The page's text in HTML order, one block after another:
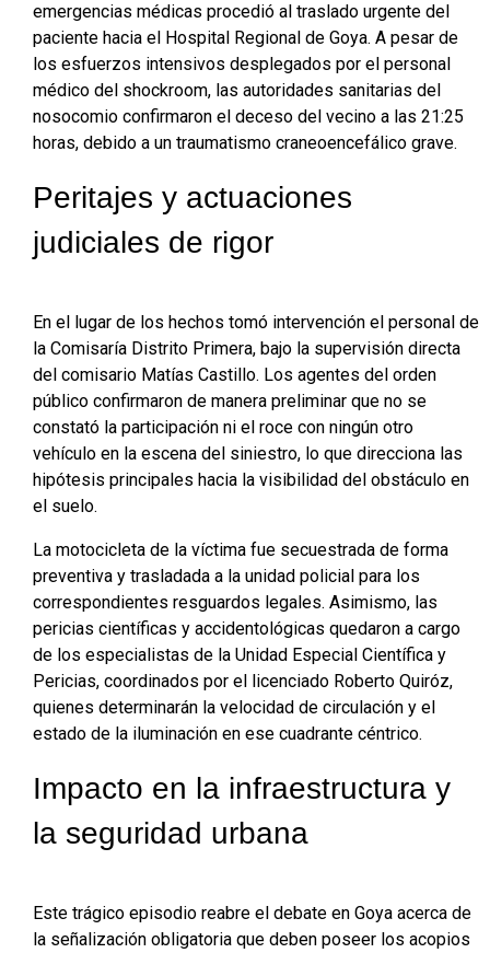
emergencias médicas procedió al traslado urgente del
paciente hacia el Hospital Regional de Goya. A pesar de
los esfuerzos intensivos desplegados por el personal
médico del shockroom, las autoridades sanitarias del
nosocomio confirmaron el deceso del vecino a las 21:25
horas, debido a un traumatismo craneoencefálico grave.
Peritajes y actuaciones
judiciales de rigor
En el lugar de los hechos tomó intervención el personal de
la Comisaría Distrito Primera, bajo la supervisión directa
del comisario Matías Castillo. Los agentes del orden
público confirmaron de manera preliminar que no se
constató la participación ni el roce con ningún otro
vehículo en la escena del siniestro, lo que direcciona las
hipótesis principales hacia la visibilidad del obstáculo en
el suelo.
La motocicleta de la víctima fue secuestrada de forma
preventiva y trasladada a la unidad policial para los
correspondientes resguardos legales. Asimismo, las
pericias científicas y accidentológicas quedaron a cargo
de los especialistas de la Unidad Especial Científica y
Pericias, coordinados por el licenciado Roberto Quiróz,
quienes determinarán la velocidad de circulación y el
estado de la iluminación en ese cuadrante céntrico.
Impacto en la infraestructura y
la seguridad urbana
Este trágico episodio reabre el debate en Goya acerca de
la señalización obligatoria que deben poseer los acopios